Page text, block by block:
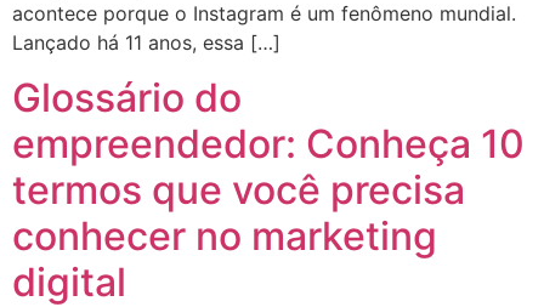
acontece porque o Instagram é um fenômeno mundial.
Lançado há 11 anos, essa […]
Glossário do
empreendedor: Conheça 10
termos que você precisa
conhecer no marketing
digital